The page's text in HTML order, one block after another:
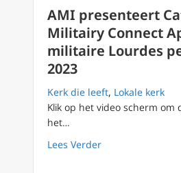
AMI presenteert
Militairy Connect
militaire Lourdes
2023
Kerk die leeft, Lokale kerk
Klik op het video scherm om
het…
Lees Verderabout AMI